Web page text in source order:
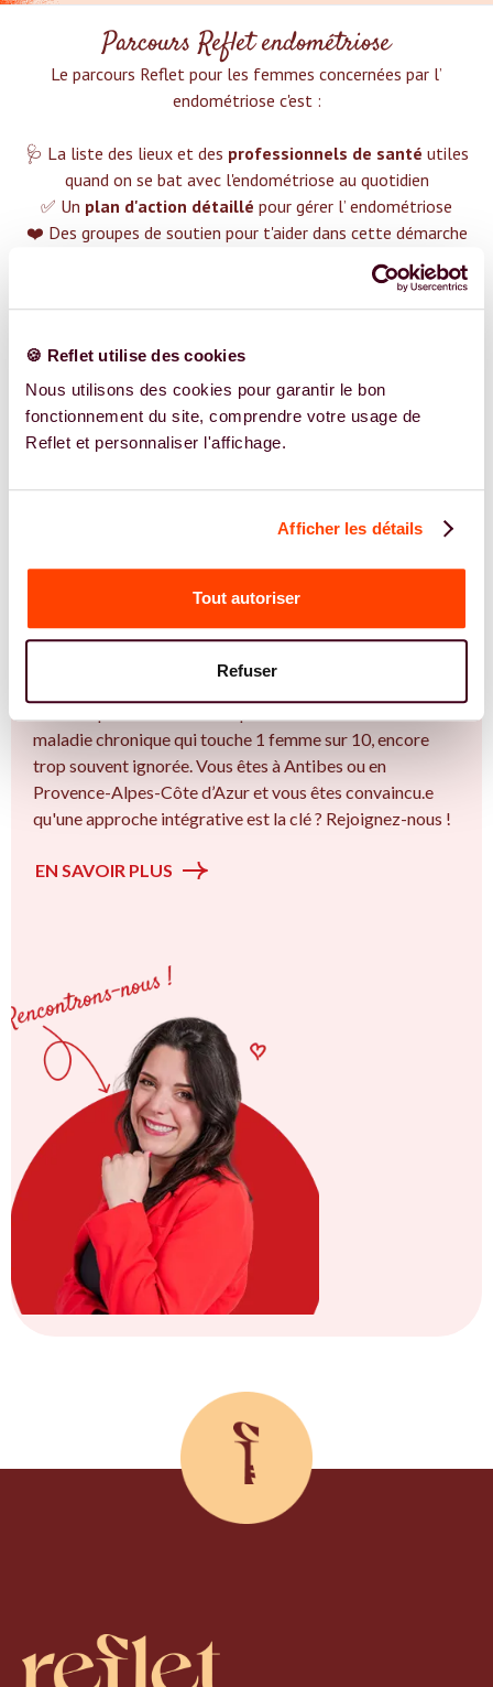
🍪 Reflet utilise des cookies
Nous utilisons des cookies pour garantir le bon
fonctionnement du site, comprendre votre usage de
Reflet et personnaliser l'affichage.
Afficher les détails
Tout autoriser
Refuser
Parcours Reflet endométriose
Le parcours Reflet pour les femmes concernées par l’
endométriose c'est :‍
🩺 La liste des lieux et des professionnels de santé utiles
quand on se bat avec l'endométriose au quotidien
✅ Un plan d'action détaillé pour gérer l’ endométriose
❤️ Des groupes de soutien pour t'aider dans cette démarche
😉 Du contenu avec tout ce que tu dois savoir sur l’
Plus de 400 femmes déjà accompagnées !
Vous êtes Ostéopathe expert.e.s en
endométriose ?
Vous êtes Ostéopathe spécialiste dans dans
maladie chronique qui touche 1 femme sur 10, encore
trop souvent ignorée. Vous êtes à Antibes ou en
Provence-Alpes-Côte d’Azur et vous êtes convaincu.e
qu'une approche intégrative est la clé ? Rejoignez-nous !
EN SAVOIR PLUS